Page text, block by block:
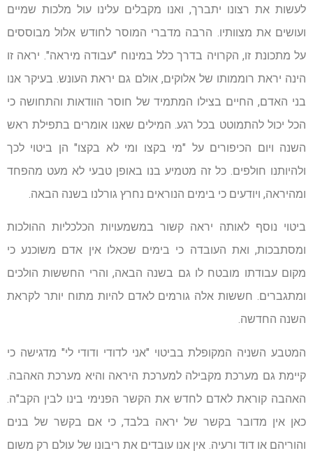
לעשות את רצונו יתברך, ואנו מקבלים עלינו עול מלכות שמיים
ועושים את מצוותיו. הרבה מדברי המוסר לחודש אלול מבוססים
על מתכונת זו, הקרויה בדרך כלל במינוח "עבודה מיראה". יראה זו
הינה יראת רוממותו של אלוקים, אולם גם יראת העונש. בעיקר אנו
בני האדם, החיים בצילו המתמיד של חוסר הוודאות והתחושה כי
הכל יכול להתמוטט בכל רגע. המילים שאנו אומרים בתפילת ראש
השנה ויום הכיפורים על "מי בקצו ומי לא בקצו" הן ביטוי לכך
ולהיותנו חולפים. כל זה מטמיע בנו באופן טבעי לא מעט מהפחד
ומהיראה, ויודעים כי בימים הנוראים נחרץ גורלנו בשנה הבאה.
ביטוי נוסף לאותה יראה קשור במשמעויות הכלכליות ההולכות
ומסתבכות, ואת העובדה כי בימים שכאלו אין אדם משוכנע כי
מקום עבודתו מובטח לו גם בשנה הבאה, והרי החששות הולכים
ומתגברים. חששות אלה גורמים לאדם להיות מתוח יותר לקראת
השנה החדשה.
המטבע השניה המקופלת בביטוי "אני לדודי ודודי לי" מדגישה כי
קיימת גם מערכת מקבילה למערכת היראה והיא מערכת האהבה.
האהבה קוראת לאדם לחדש את הקשר הפנימי בינו לבין הקב"ה.
כאן אין מדובר בקשר של יראה בלבד, כי אם בקשר של בנים
והוריהם או דוד ורעיה. אין אנו עובדים את ריבונו של עולם רק משום